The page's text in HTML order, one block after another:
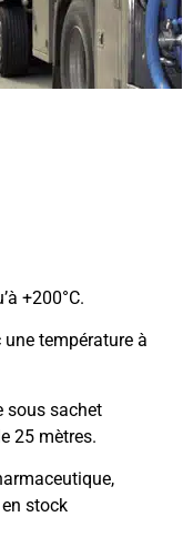
+200°C.
25 mètres.
stock